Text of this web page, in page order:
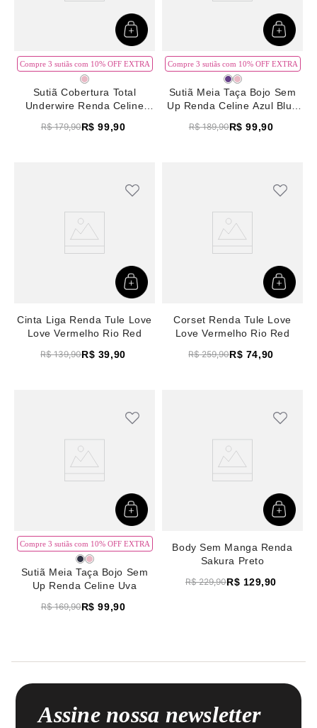
Compre 3 sutiãs com 10% OFF EXTRA
Sutiã Cobertura Total
Underwire Renda Celine
R$ 179,90R$ 99,90
Compre 3 sutiãs com 10% OFF EXTRA
Sutiã Meia Taça Bojo Sem
Up Renda Celine Azul Blue
R$ 189,90R$ 99,90
Cinta Liga Renda Tule Love
Love Vermelho Rio Red
R$ 139,90R$ 39,90
Corset Renda Tule Love
Love Vermelho Rio Red
R$ 259,90R$ 74,90
Compre 3 sutiãs com 10% OFF EXTRA
Sutiã Meia Taça Bojo Sem
Up Renda Celine Uva
R$ 169,90R$ 99,90
Body Sem Manga Renda
Sakura Preto
R$ 229,90R$ 129,90
Assine nossa newsletter